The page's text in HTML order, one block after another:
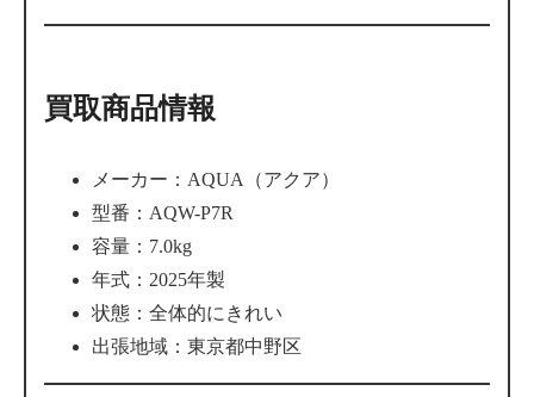
買取商品情報
メーカー：AQUA（アクア）
型番：AQW-P7R
容量：7.0kg
年式：2025年製
状態：全体的にきれい
出張地域：東京都中野区